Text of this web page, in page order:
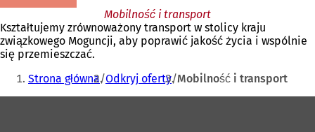
Mobilność i transport
Kształtujemy zrównoważony transport w stolicy kraju
związkowego Moguncji, aby poprawić jakość życia i wspólnie
się przemieszczać.
Jesteś
tutaj:
Strona główna Odkryj oferty Mobilność i transport